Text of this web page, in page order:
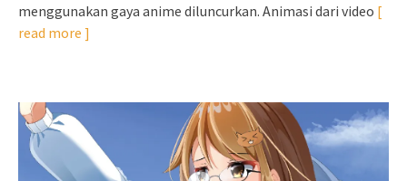
menggunakan gaya anime diluncurkan. Animasi dari video [
read more ]